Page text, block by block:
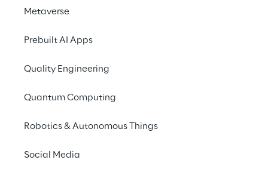
Metaverse
Prebuilt AI Apps
Quality Engineering
Quantum Computing
Robotics & Autonomous Things
Social Media
Mit Innovation und klarer
Governance Generative
wirkungsvoll in
Versicherungsservices